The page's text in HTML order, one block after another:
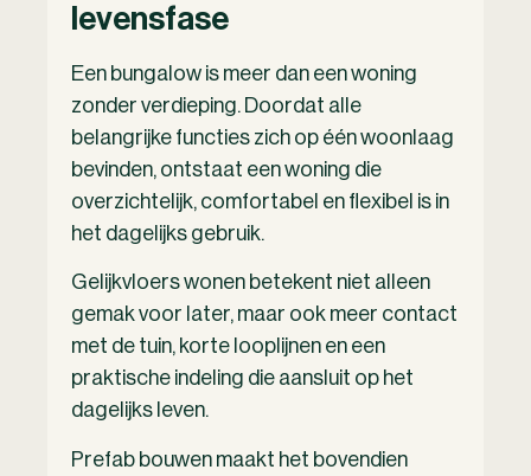
levensfase
Een bungalow is meer dan een woning
zonder verdieping. Doordat alle
belangrijke functies zich op één woonlaag
bevinden, ontstaat een woning die
overzichtelijk, comfortabel en flexibel is in
het dagelijks gebruik.
Gelijkvloers wonen betekent niet alleen
gemak voor later, maar ook meer contact
met de tuin, korte looplijnen en een
praktische indeling die aansluit op het
dagelijks leven.
Prefab bouwen maakt het bovendien